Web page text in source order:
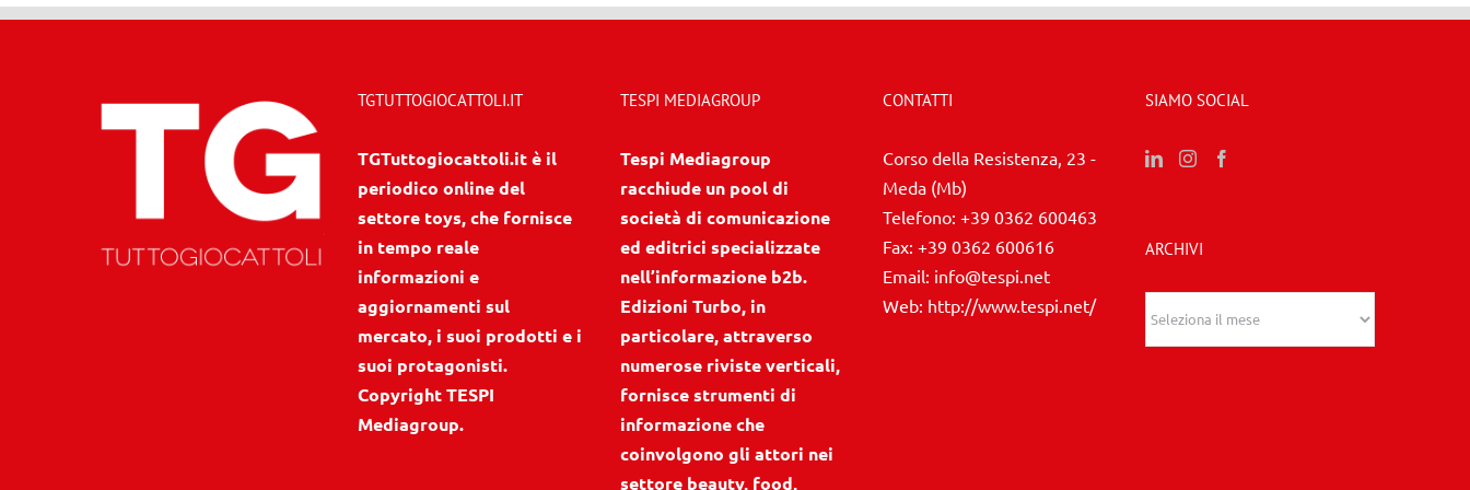
TGTUTTOGIOCATTOLI.IT
TGTuttogiocattoli.it è il
periodico online del
settore toys, che fornisce
in tempo reale
informazioni e
aggiornamenti sul
mercato, i suoi prodotti e i
suoi protagonisti.
Copyright TESPI
Mediagroup.
TESPI MEDIAGROUP
Tespi Mediagroup
racchiude un pool di
società di comunicazione
ed editrici specializzate
nell’informazione b2b.
Edizioni Turbo, in
particolare, attraverso
numerose riviste verticali,
fornisce strumenti di
informazione che
coinvolgono gli attori nei
settore beauty, food,
CONTATTI
Corso della Resistenza, 23 -
Meda (Mb)
Telefono: +39 0362 600463
Fax: +39 0362 600616
Email: info@tespi.net
Web: http://www.tespi.net/
SIAMO SOCIAL
ARCHIVI